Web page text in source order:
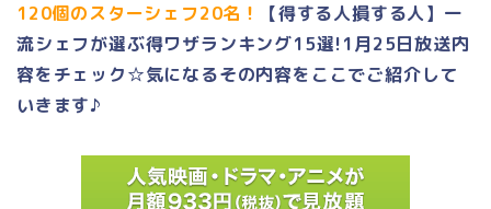
120個のスターシェフ20名！
【得する人損する人】一
流シェフが選ぶ得ワザランキング15選!1月25日放送内
容をチェック☆気になるその内容をここでご紹介して
いきます♪